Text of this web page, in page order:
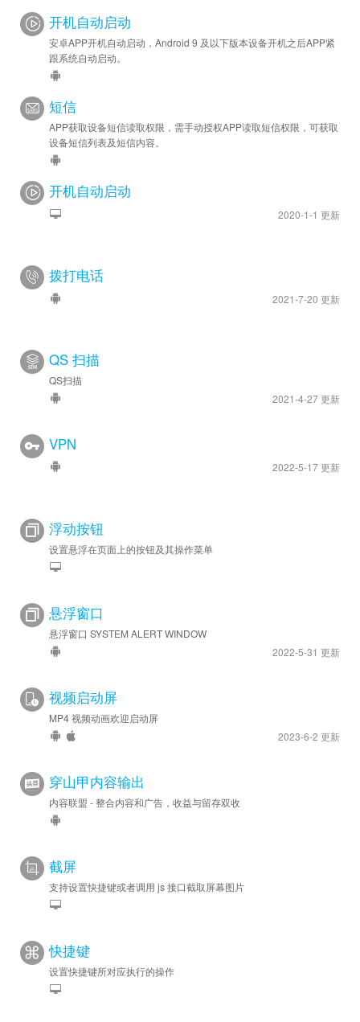
开机自动启动
安卓APP开机自动启动，Android 9 及以下版本设备开机之后APP紧
跟系统自动启动。
短信
APP获取设备短信读取权限，需手动授权APP读取短信权限，可获取
设备短信列表及短信内容。
开机自动启动
2020-1-1 更新
拨打电话
2021-7-20 更新
QS 扫描
QS扫描
2021-4-27 更新
VPN
2022-5-17 更新
浮动按钮
设置悬浮在页面上的按钮及其操作菜单
悬浮窗口
悬浮窗口 SYSTEM ALERT WINDOW
2022-5-31 更新
视频启动屏
MP4 视频动画欢迎启动屏
2023-6-2 更新
穿山甲内容输出
内容联盟 - 整合内容和广告，收益与留存双收
截屏
支持设置快捷键或者调用 js 接口截取屏幕图片
快捷键
设置快捷键所对应执行的操作